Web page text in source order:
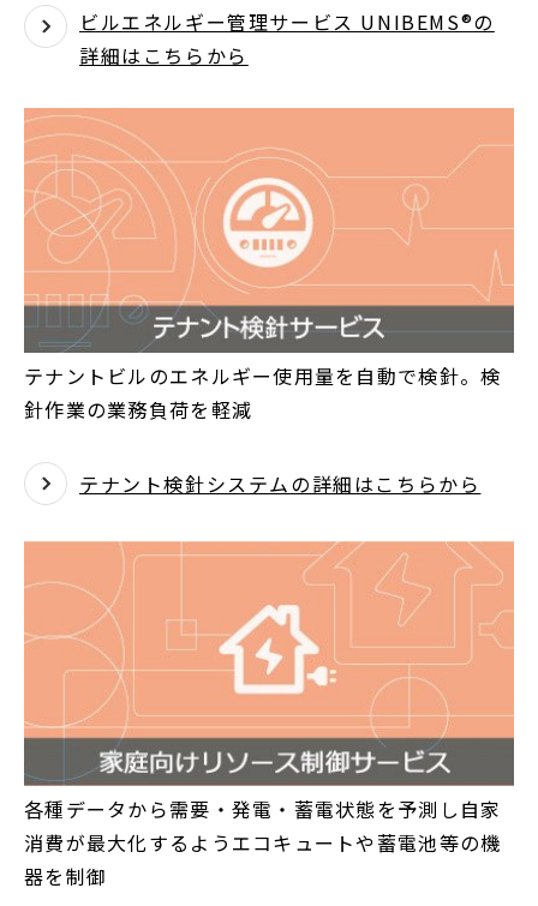
ビルエネルギー管理サービス UNIBEMS®の
詳細はこちらから
テナントビルのエネルギー使用量を自動で検針。検
針作業の業務負荷を軽減
テナント検針システムの詳細はこちらから
各種データから需要・発電・蓄電状態を予測し自家
消費が最大化するようエコキュートや蓄電池等の機
器を制御